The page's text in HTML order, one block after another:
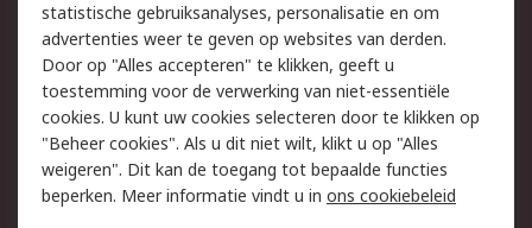
Wettelijk
Cookiebeleid
Email veiligheid
Privacybeleid -
Bijgewerkt
Websitevoorwaarden
Algemene
verkoopvoorwaarden
statistische gebruiksanalyses, personalisatie en om
advertenties weer te geven op websites van derden.
Door op "Alles accepteren" te klikken, geeft u
toestemming voor de verwerking van niet-essentiële
cookies. U kunt uw cookies selecteren door te klikken op
"Beheer cookies". Als u dit niet wilt, klikt u op "Alles
weigeren". Dit kan de toegang tot bepaalde functies
beperken. Meer informatie vindt u in ons cookiebeleid